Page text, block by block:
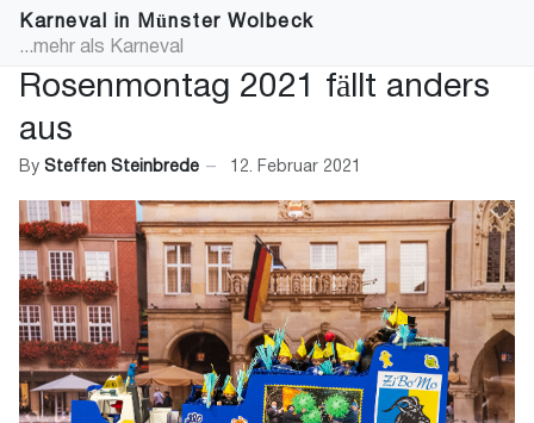
Karneval in Münster Wolbeck
...mehr als Karneval
Rosenmontag 2021 fällt anders
aus
By Steffen Steinbrede 12. Februar 2021